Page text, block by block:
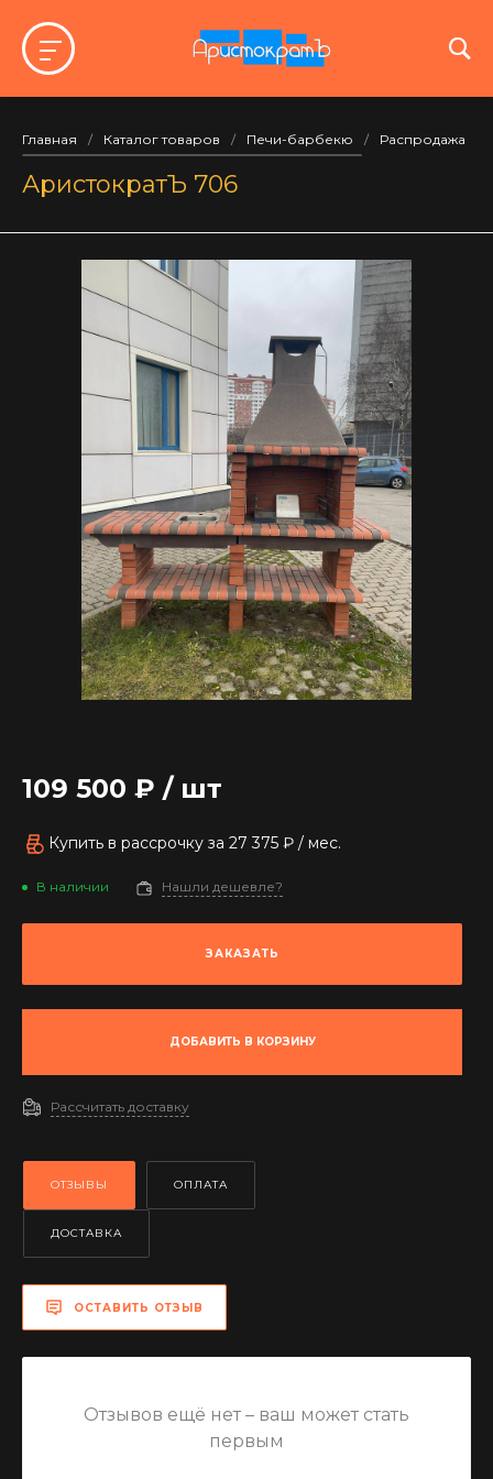
Главная / Каталог товаров / Печи-барбекю / Распродажа
АристократЪ 706
109 500 ₽ / шт
Купить в рассрочку за 27 375 ₽ / мес.
В наличии Нашли дешевле?
ЗАКАЗАТЬ
ДОБАВИТЬ В КОРЗИНУ
Рассчитать доставку
ОТЗЫВЫ ОПЛАТА
ДОСТАВКА
ОСТАВИТЬ ОТЗЫВ
Отзывов ещё нет – ваш может стать
первым